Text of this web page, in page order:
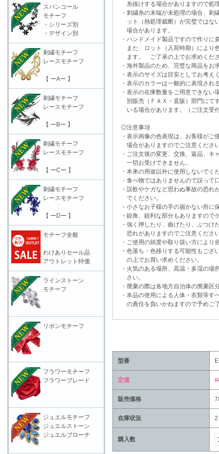
糸抜けする場合がありますので処
・刺繍糸の末端が未処理の場合、刺
ット（熱処理裁断）が完璧ではな
場合があります。
・ハンドメイド製品ですので作りに
また、ロット（入荷時期）により
ます。 ご了承の上でお求めくだ
・海外製品のため、完璧な商品をお
・表示のサイズは目安としてお考え
・表示のカラーは一般的に表現され
・表示の在庫数量をご用意できな
別販売（ＦＡＸ・直販）部門にて
いる場合があります。（ご注文受
◎注意事項
・表示画像の色表現は、お客様がご
場合がありますのでご注意くださ
・ご注文後の変更、交換、返品、キ
一切お受けできません。
・本来の用途以外に使用しないでく
・食べ物ではありませんので誤って
・誤飲やケガなど思わぬ事故の恐れ
でください。
・小さなお子様の手の届かない所に
・鋭角、鋭利な部分もありますので
・強く押したり、曲げたり、ぶつけ
恐れがありますのでご注意くださ
・ご使用の頻度や取り扱い方により
・色落ち・色移りする可能性もござ
の上でお買い求めください。
・火気のある場所、高温・多湿の場
さい。
・廃棄の際は各地方自治体の廃棄区
・本品の使用による人体・衣類等す
の責任を負いかねますので予めご
型番
定価
販売価格
在庫状況 2
購入数
スパンコール
モチーフ
・シリーズ別
・デザイン別
刺繍モチーフ
レースモチーフ
【 ーAー 】
刺繍モチーフ
レースモチーフ
【 ーBー 】
刺繍モチーフ
レースモチーフ
【 ーCー 】
刺繍モチーフ
レースモチーフ
【 ーDー 】
モチーフ全般
わけありセール品
アウトレット特価
ラインストーン
モチーフ
リボンモチーフ
フラワーモチーフ
フラワーブレード
ジュエルモチーフ
ジュエルストーン
ジュエルブローチ